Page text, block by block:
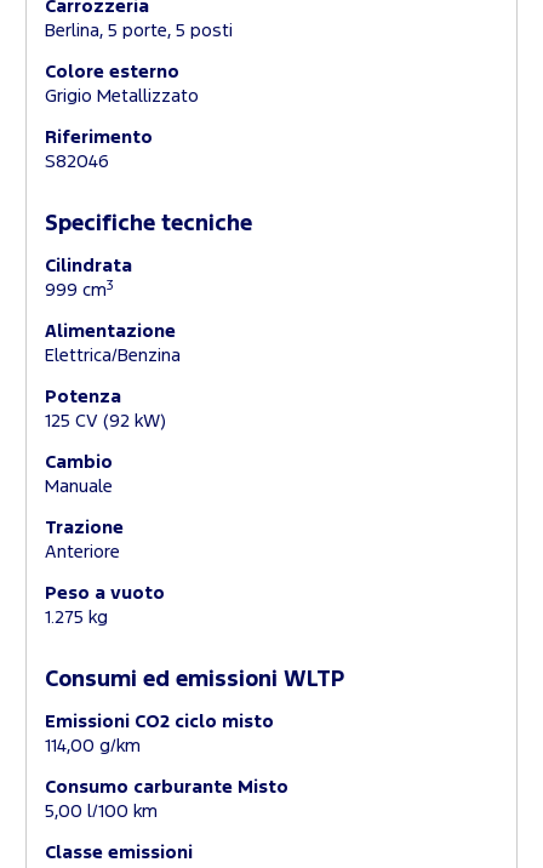
Carrozzeria
Berlina, 5 porte, 5 posti
Colore esterno
Grigio Metallizzato
Riferimento
S82046
Specifiche tecniche
Cilindrata
999 cm3
Alimentazione
Elettrica/Benzina
Potenza
125 CV (92 kW)
Cambio
Manuale
Trazione
Anteriore
Peso a vuoto
1.275 kg
Consumi ed emissioni WLTP
Emissioni CO2 ciclo misto
114,00 g/km
Consumo carburante Misto
5,00 l/100 km
Classe emissioni